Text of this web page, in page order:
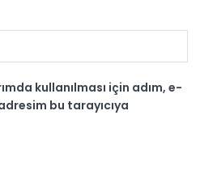
kullanılması için adım, e-
bu tarayıcıya